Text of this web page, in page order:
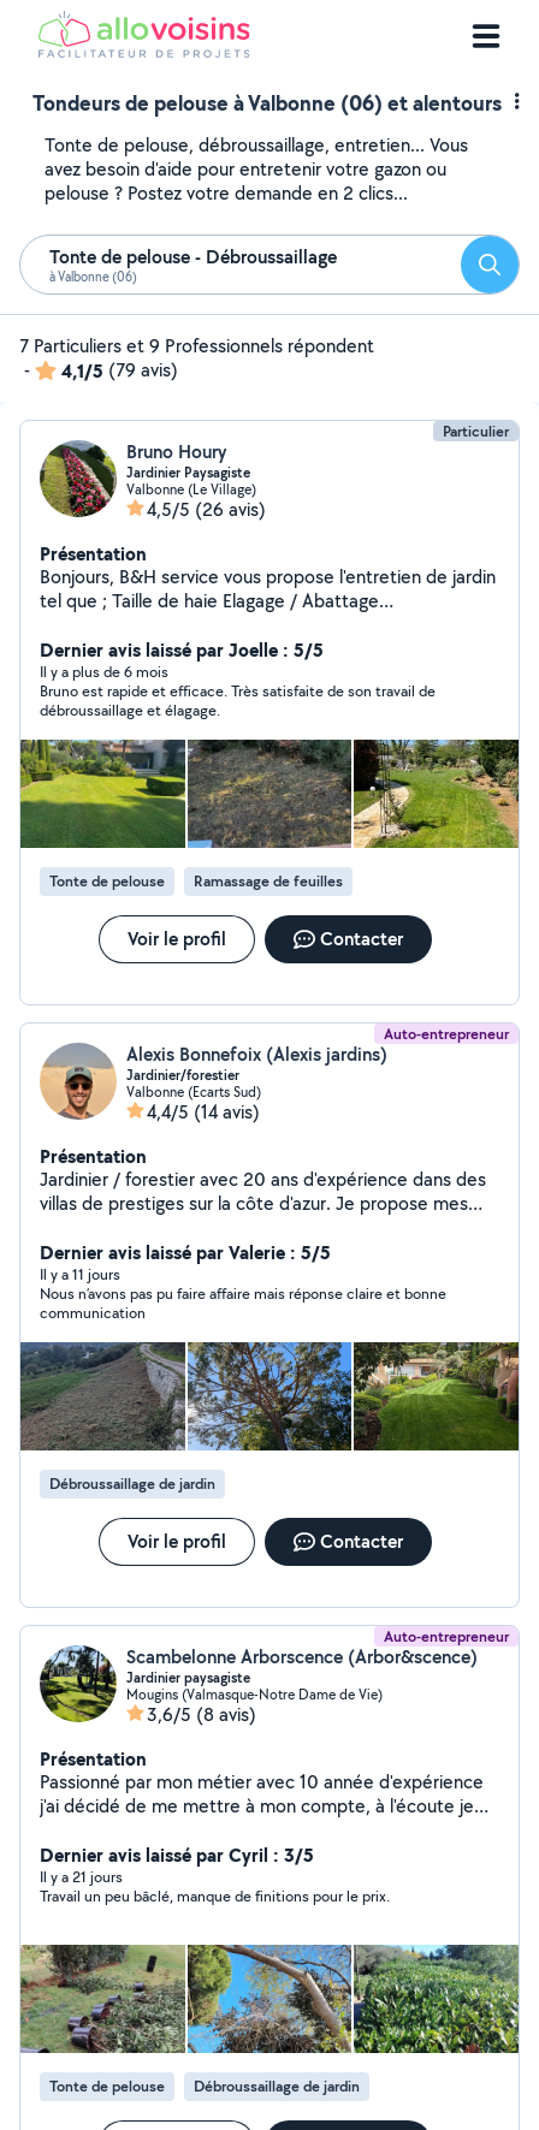
Tondeurs de pelouse à Valbonne (06) et alentours
Tonte de pelouse, débroussaillage, entretien... Vous
avez besoin d'aide pour entretenir votre gazon ou
pelouse ? Postez votre demande en 2 clics...
Tonte de pelouse - Débroussaillage
à Valbonne (06)
7 Particuliers et 9 Professionnels répondent
-
4,1/5 (79 avis)
Particulier
Bruno Houry
Jardinier Paysagiste
Valbonne (Le Village)
4,5/5 (26 avis)
Présentation
Bonjours, B&H service vous propose l'entretien de jardin
tel que ; Taille de haie Elagage / Abattage
phytosanitaires Tonte Arrosage auto Créations ;
Plantation et aménagement Créations pelouse naturel
Créations terrain synthétique Créations terrain de
pétanque Pose de clôture soupple ou rigide Disponible
et outillé pour un jardin à votre image je suis disponible
Dernier avis laissé par Joelle : 5/5
Il y a plus de 6 mois
Bruno est rapide et efficace. Très satisfaite de son travail de
débroussaillage et élagage.
Tonte de pelouse Ramassage de feuilles
Voir le profil Contacter
Auto-entrepreneur
Alexis Bonnefoix (Alexis jardins)
Jardinier/forestier
Valbonne (Ecarts Sud)
4,4/5 (14 avis)
Présentation
Jardinier / forestier avec 20 ans d'expérience dans des
villas de prestiges sur la côte d'azur. Je propose mes
Débroussaillage, abattage et élagage . N'hésitez pas à
me contacter pour un devis gratuit .
Dernier avis laissé par Valerie : 5/5
Il y a 11 jours
Nous n’avons pas pu faire affaire mais réponse claire et bonne
communication
Débroussaillage de jardin
Voir le profil Contacter
Auto-entrepreneur
Scambelonne Arborscence (Arbor&scence)
Jardinier paysagiste
Mougins (Valmasque-Notre Dame de Vie)
3,6/5 (8 avis)
Présentation
Passionné par mon métier avec 10 année d'expérience
j'ai décidé de me mettre à mon compte, à l'écoute je
attentes Travaux d'entretien : *Tonte de gazon
*Debroussaillage *Taille de haies *Elagage/Abbatage
*Traitement phytosanitaires *Désherbage / Binage /
Travaux de création : *Plantation de massifs
*Aménagement de massifs *Gazon en plaque / semi &
gazon synthétique *Motoculture *Pose de clôture
souple ou rigide Possibilité de passer avec le crédit
d'impôt immédiat à 50% POUR UN JARDIN À VOTRE
IMAGE
Dernier avis laissé par Cyril : 3/5
Il y a 21 jours
Travail un peu bâclé, manque de finitions pour le prix.
Tonte de pelouse Débroussaillage de jardin